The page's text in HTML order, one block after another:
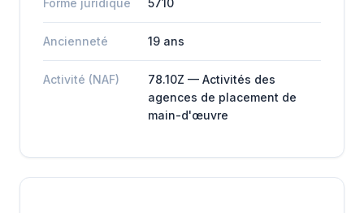
Ancienneté 19 ans
Activité (NAF)
78.10Z — Activités des
agences de placement de
main-d'œuvre